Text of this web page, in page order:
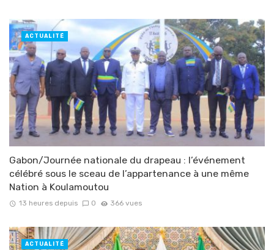
Gabon/Journée nationale du drapeau : l’événement
célébré sous le sceau de l’appartenance à une même
Nation à Koulamoutou
13 heures depuis 0 366 vues
ACTUALITÉ
ACTUALITÉ